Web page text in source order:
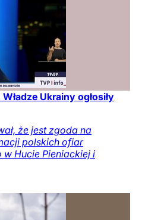
Ukrainy ogłosiły
że jest zgoda na
polskich ofiar
Hucie Pieniackiej i